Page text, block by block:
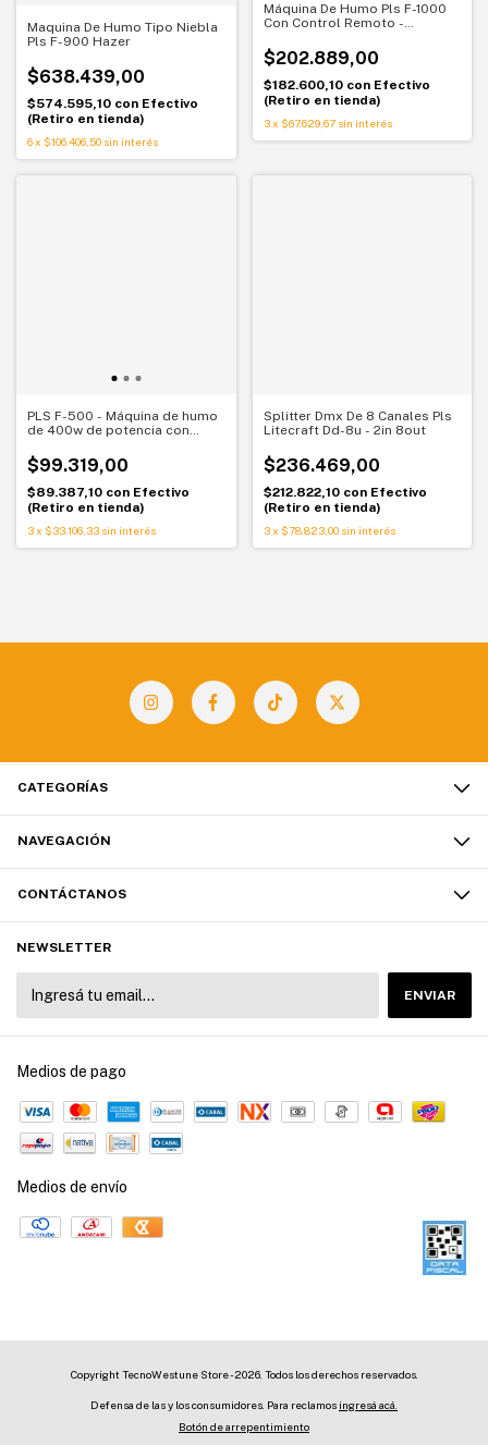
Maquina De Humo Tipo Niebla
Pls F-900 Hazer
$638.439,00
$574.595,10 con Efectivo
(Retiro en tienda)
6x $106.406,50 sin interés
Máquina De Humo Pls F-1000
Con Control Remoto -
$202.889,00
$182.600,10 con Efectivo
(Retiro en tienda)
3 x $67.629,67 sin interés
PLS F-500 - Máquina de humo
de 400w de potencia con
$99.319,00
$89.387,10 con Efectivo
(Retiro en tienda)
3x $33.106,33 sin interés
Splitter Dmx De 8 Canales Pls
Litecraft Dd-8u - 2in 8out
$236.469,00
$212.822,10 con Efectivo
(Retiro en tienda)
3 x $78.823,00 sin interés
CATEGORÍAS
NAVEGACIÓN
CONTÁCTANOS
NEWSLETTER
Medios de pago
Medios de envío
Copyright TecnoWestune Store - 2026. Todos los derechos reservados.
Defensa de las y los consumidores. Para reclamos ingresá acá.
Botón de arrepentimiento